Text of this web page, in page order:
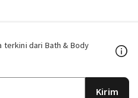
terkini dari Bath & Body
Kirim